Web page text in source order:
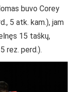
buvo Corey
5 atk. kam.), jam
15 taškų,
rez. perd.).